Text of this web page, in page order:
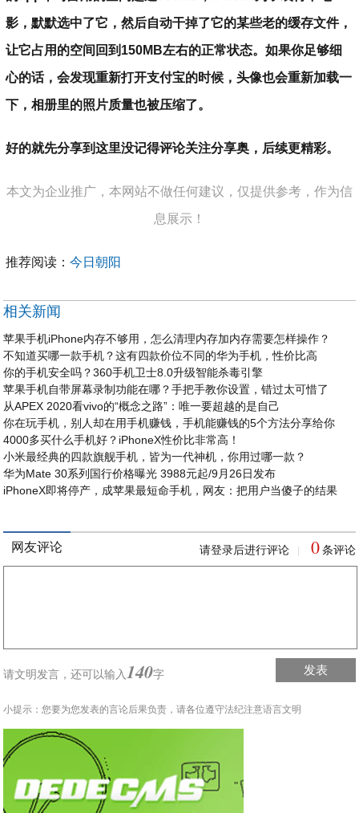
影，默默选中了它，然后自动干掉了它的某些老的缓存文件，
让它占用的空间回到150MB左右的正常状态。如果你足够细
心的话，会发现重新打开支付宝的时候，头像也会重新加载一
下，相册里的照片质量也被压缩了。
好的就先分享到这里没记得评论关注分享奥，后续更精彩。
本文为企业推广，本网站不做任何建议，仅提供参考，作为信
息展示！
推荐阅读：今日朝阳
相关新闻
苹果手机iPhone内存不够用，怎么清理内存加内存需要怎样操作？
不知道买哪一款手机？这有四款价位不同的华为手机，性价比高
你的手机安全吗？360手机卫士8.0升级智能杀毒引擎
苹果手机自带屏幕录制功能在哪？手把手教你设置，错过太可惜了
从APEX 2020看vivo的“概念之路”：唯一要超越的是自己
你在玩手机，别人却在用手机赚钱，手机能赚钱的5个方法分享给你
4000多买什么手机好？iPhoneX性价比非常高！
小米最经典的四款旗舰手机，皆为一代神机，你用过哪一款？
华为Mate 30系列国行价格曝光 3988元起/9月26日发布
iPhoneX即将停产，成苹果最短命手机，网友：把用户当傻子的结果
网友评论 请登录后进行评论 0 条评论
请文明发言，还可以输入 140字 发表
小提示：您要为您发表的言论后果负责，请各位遵守法纪注意语言文明